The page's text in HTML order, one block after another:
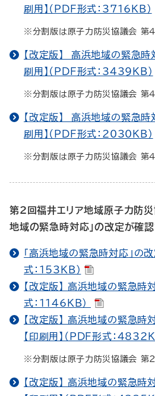
刷用】（PDF形式：3716KB）
※分割版は原子力防災協議会 第４
【改定版】 高浜地域の緊急時
刷用】（PDF形式：3439KB）
※分割版は原子力防災協議会 第４
【改定版】 高浜地域の緊急時
刷用】（PDF形式：2030KB）
※分割版は原子力防災協議会 第４
第２回福井エリア地域原子力防災
地域の緊急時対応」の改定が確認
「高浜地域の緊急時対応」の
式：153KB）
【改定版】 高浜地域の緊急時
式：1146KB）
【改定版】 高浜地域の緊急時
【印刷用】（PDF形式：
※分割版は原子力防災協議会 第２
【改定版】 高浜地域の緊急時